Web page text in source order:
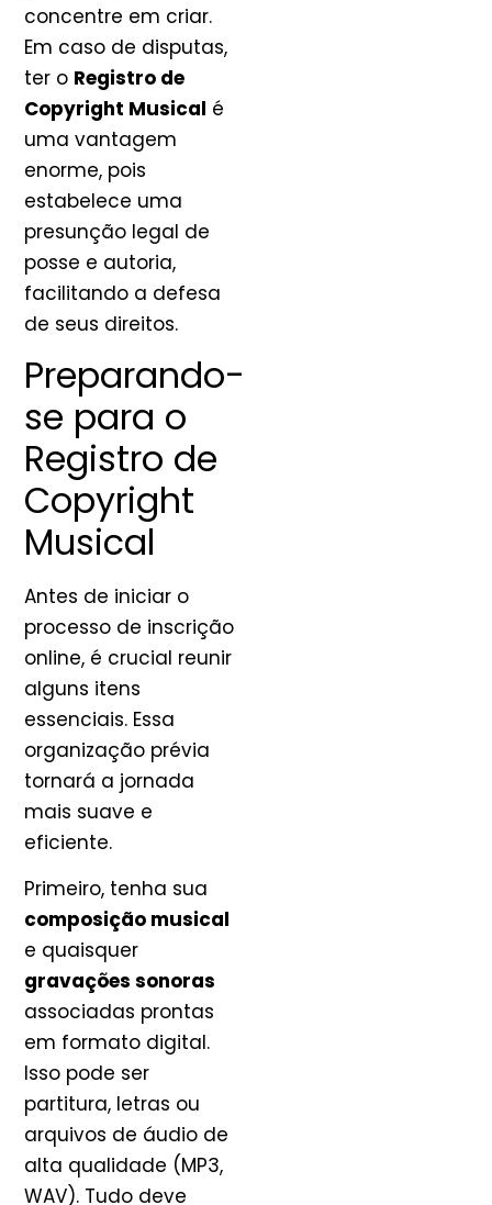
concentre em criar.
Em caso de disputas,
ter o Registro de
Copyright Musical é
uma vantagem
enorme, pois
estabelece uma
presunção legal de
posse e autoria,
facilitando a defesa
de seus direitos.
Preparando-
se para o
Registro de
Copyright
Musical
Antes de iniciar o
processo de inscrição
online, é crucial reunir
alguns itens
essenciais. Essa
organização prévia
tornará a jornada
mais suave e
eficiente.
Primeiro, tenha sua
composição musical
e quaisquer
gravações sonoras
associadas prontas
em formato digital.
Isso pode ser
partitura, letras ou
arquivos de áudio de
alta qualidade (MP3,
WAV). Tudo deve